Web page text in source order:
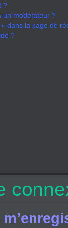
?
un modérateur ?
dans la page de
?